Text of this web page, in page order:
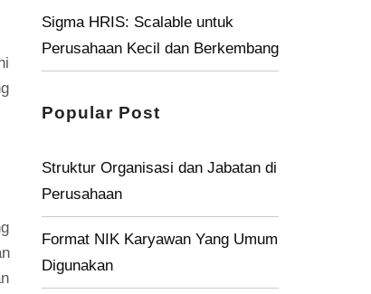
Sigma HRIS: Scalable untuk
Perusahaan Kecil dan Berkembang
Popular Post
Struktur Organisasi dan Jabatan di
Perusahaan
Format NIK Karyawan Yang Umum
Digunakan